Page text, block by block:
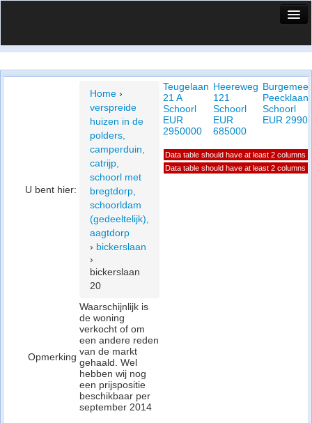
Vergelijk prijsposities - wijk
U bent hier:
Home ›
verspreide
huizen in de
polders,
camperduin,
catrijp,
schoorl met
bregtdorp,
schoorldam
(gedeeltelijk),
aagtdorp
› bickerslaan
›
bickerslaan
20
Opmerking
Waarschijnlijk is
de woning
verkocht of om
een andere reden
van de markt
gehaald. Wel
hebben wij nog
een prijspositie
beschikbaar per
september 2014
Teugelaan
21 A
Schoorl
EUR
2950000
Heereweg
121
Schoorl
EUR
685000
Peecklaan
Schoorl
EUR
Data table should have at least 2 columns
Data table should have at least 2 columns